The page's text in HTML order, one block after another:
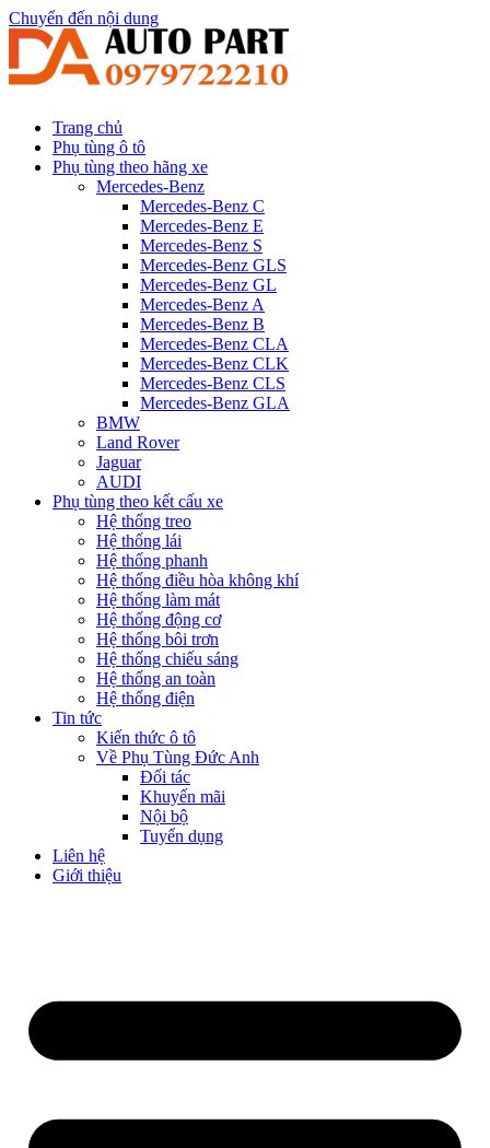
Chuyển đến nội dung
Trang chủ
Phụ tùng ô tô
Phụ tùng theo hãng xe
Mercedes-Benz
Mercedes-Benz C
Mercedes-Benz E
Mercedes-Benz S
Mercedes-Benz GLS
Mercedes-Benz GL
Mercedes-Benz A
Mercedes-Benz B
Mercedes-Benz CLA
Mercedes-Benz CLK
Mercedes-Benz CLS
Mercedes-Benz GLA
BMW
Land Rover
Jaguar
AUDI
Phụ tùng theo kết cấu xe
Hệ thống treo
Hệ thống lái
Hệ thống phanh
Hệ thống điều hòa không khí
Hệ thống làm mát
Hệ thống động cơ
Hệ thống bôi trơn
Hệ thống chiếu sáng
Hệ thống an toàn
Hệ thống điện
Tin tức
Kiến thức ô tô
Về Phụ Tùng Đức Anh
Đối tác
Khuyến mãi
Nội bộ
Tuyển dụng
Liên hệ
Giới thiệu